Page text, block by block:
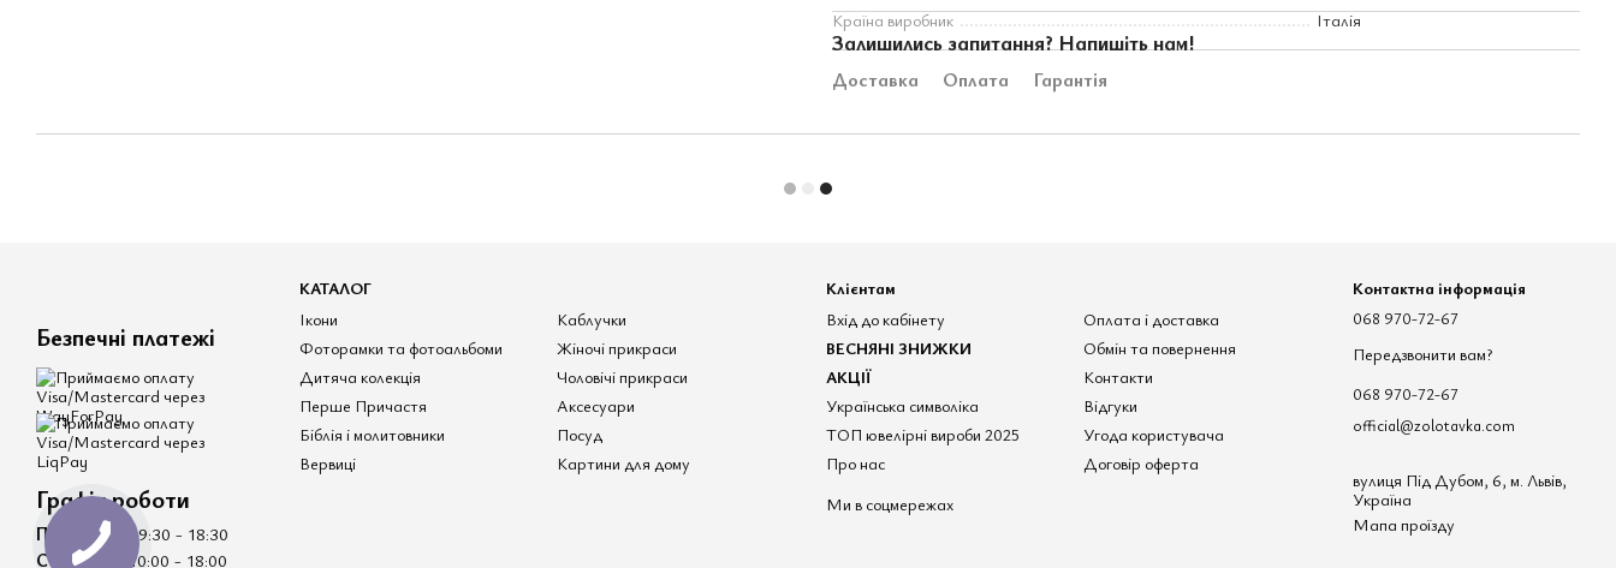
Країна виробник
Італія
Залишились запитання? Напишіть нам!
Доставка Оплата Гарантія
Безпечні платежі
Графік роботи
Пн - Пт
- 09:30 - 18:30
Сб - Нд
- 10:00 - 18:00
КАТАЛОГ
Ікони
Фоторамки та фотоальбоми
Дитяча колекція
Перше Причастя
Біблія і молитовники
Вервиці
Каблучки
Жіночі прикраси
Чоловічі прикраси
Аксесуари
Посуд
Картини для дому
Клієнтам
Вхід до кабінету
ВЕСНЯНІ ЗНИЖКИ
АКЦІЇ
Українська символіка
ТОП ювелірні вироби 2025
Про нас
Оплата і доставка
Обмін та повернення
Контакти
Відгуки
Угода користувача
Договір оферта
Ми в соцмережах
Контактна інформація
068 970-72-67
Передзвонити вам?
068 970-72-67
official@zolotavka.com
вулиця Під Дубом, 6, м. Львів,
Україна
Мапа проїзду